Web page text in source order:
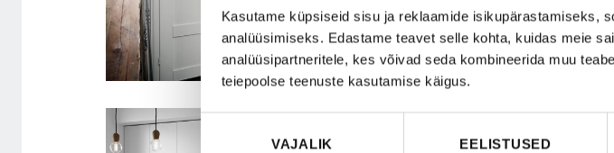
Kasutame küpsiseid sisu ja reklaamide isikupärastamiseks,
analüüsimiseks. Edastame teavet selle kohta, kuidas meie
analüüsipartneritele, kes võivad seda kombineerida muu
teiepoolse teenuste kasutamise käigus.
Nõusoleku
VAJALIK EELISTUSED
SISEUKSED PURITY 307